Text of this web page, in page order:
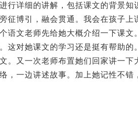
行详细的讲解，包括课文的背景知
征博引，融会贯通。我会在孩子
语文老师先给她大概介绍一下课
这对她课文的学习还是挺有帮助的
。又一次老师布置她们回家讲一
，一边讲述故事。加上她记性不